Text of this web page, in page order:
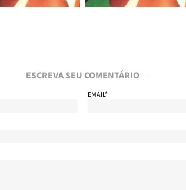
ESCREVA SEU COMENTÁRIO
EMAIL*